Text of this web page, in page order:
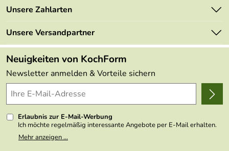
Mehrwertsteuerfrei
Retourenportal
FAQs
Lieferbedingungen
Delivery Terms
Kundenlogin
Marken
Angebote
Made in Germany
Themen
Wir über uns
Presse
Unsere Zahlarten
Unsere Versandpartner
Neuigkeiten von KochForm
Newsletter anmelden & Vorteile sichern
Erlaubnis zur E-Mail-Werbung
Ich möchte regelmäßig interessante Angebote per E-Mail erhalten.
Meine E-Mail-Adresse wird nicht an andere Unternehmen
weitergegeben. Zu statistischen Zwecken wird in anonymer Form
Mehr anzeigen ...